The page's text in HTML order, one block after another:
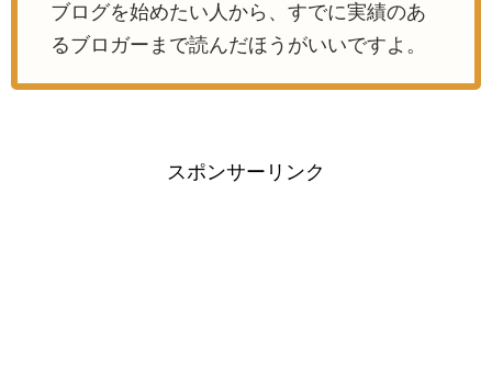
ブログを始めたい人から、すでに実績のあ
るブロガーまで読んだほうがいいですよ。
スポンサーリンク